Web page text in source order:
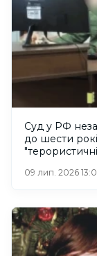
Суд у РФ
до шести
09 лип. 2026